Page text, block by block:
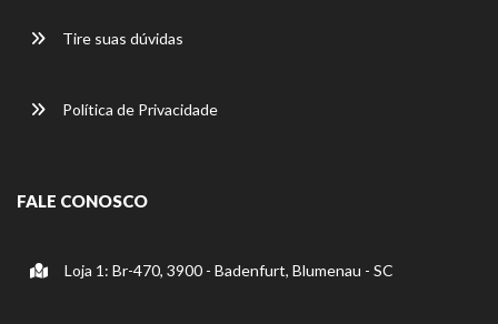
Tire suas dúvidas
Política de Privacidade
FALE CONOSCO
Loja 1: Br-470, 3900 - Badenfurt, Blumenau - SC